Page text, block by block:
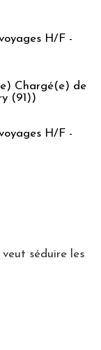
H/F -
Chargé(e) de
(91))
H/F -
séduire les